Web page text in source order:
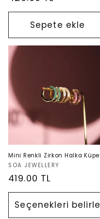
fiyat
Sepete ekle
Mini Renkli Zirkon Halka Küpe
Satıcı:
SOA JEWELLERY
Normal
fiyat
419.00 TL
Seçenekleri belirle